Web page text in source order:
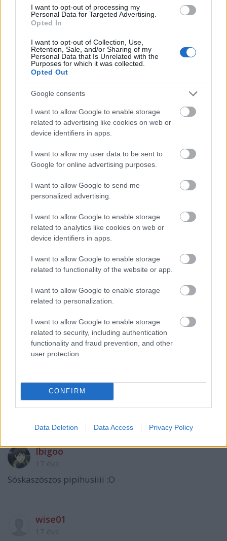
I want to opt-out of processing my
Personal Data for Targeted Advertising.
Opted In
I want to opt-out of Collection, Use,
Retention, Sale, and/or Sharing of my
Personal Data that Is Unrelated with the
Purposes for which it was collected.
Opted Out
Google consents
I want to allow Google to enable storage
related to advertising like cookies on web or
device identifiers in apps.
I want to allow my user data to be sent to
Google for online advertising purposes.
I want to allow Google to send me
personalized advertising.
I want to allow Google to enable storage
related to analytics like cookies on web or
device identifiers in apps.
I want to allow Google to enable storage
related to functionality of the website or app.
I want to allow Google to enable storage
related to personalization.
I want to allow Google to enable storage
related to security, including authentication
functionality and fraud prevention, and other
user protection.
CONFIRM
Data Deletion Data Access Privacy Policy
A Disney konkrétan beviszi a Star Wars
mozit a tévébe
Szólj hozzá!
A hozzászóláshoz be kell lépned!
VAGY
nyomasek_bobo
Nincsen nyár Tüskevár és Tenkes kapitánya nélkül
nakiazaki
hajnaltól meg az m2 már az új óbudai székházból
jut el hozzánk. 52 év után szűnt meg a Szabadság
téri adáslebonyolító...
Ibigoo
Sóskaszószos pipihusiiii :O
wise01